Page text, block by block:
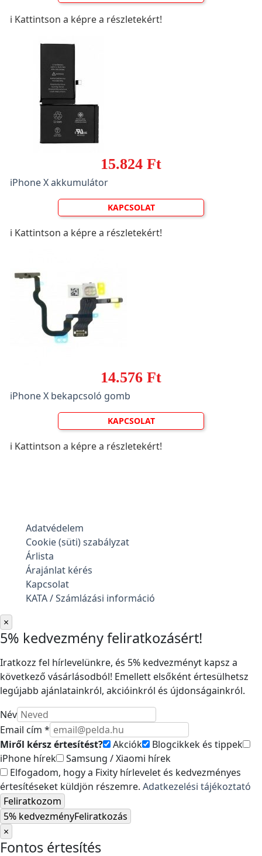
ℹ️ Kattintson a képre a részletekért!
15.824 Ft
iPhone X akkumulátor
KAPCSOLAT
ℹ️ Kattintson a képre a részletekért!
14.576 Ft
iPhone X bekapcsoló gomb
KAPCSOLAT
ℹ️ Kattintson a képre a részletekért!
Adatvédelem
Cookie (süti) szabályzat
Árlista
Árajánlat kérés
Kapcsolat
KATA / Számlázási információ
×
5% kedvezmény feliratkozásért!
Iratkozz fel hírlevelünkre, és 5% kedvezményt kapsz a
következő vásárlásodból! Emellett elsőként értesülhetsz
legújabb ajánlatainkról, akcióinkról és újdonságainkról.
Név
Email cím *
Miről kérsz értesítést?
Akciók
Blogcikkek és tippek
iPhone hírek
Samsung / Xiaomi hírek
Elfogadom, hogy a Fixity hírlevelet és kedvezményes
értesítéseket küldjön részemre. Adatkezelési tájékoztató
Feliratkozom
5% kedvezményFeliratkozás
×
Fontos értesítés